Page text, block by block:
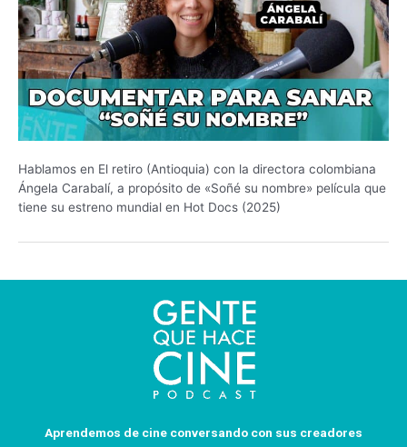
Hablamos en El retiro (Antioquia) con la directora colombiana
Ángela Carabalí, a propósito de «Soñé su nombre» película que
tiene su estreno mundial en Hot Docs (2025)
Aprendemos de cine conversando con sus creadores